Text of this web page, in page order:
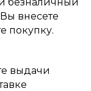
внесете
покупку.
выдачи